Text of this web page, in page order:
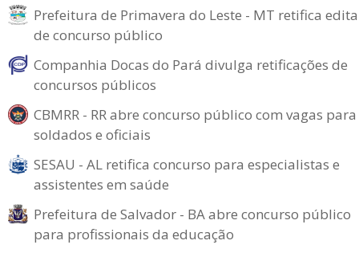
Prefeitura de Primavera do Leste - MT retifica
de concurso público
Companhia Docas do Pará divulga retificações de
concursos públicos
CBMRR - RR abre concurso público com vagas para
soldados e oficiais
SESAU - AL retifica concurso para especialistas e
assistentes em saúde
Prefeitura de Salvador - BA abre concurso público
para profissionais da educação